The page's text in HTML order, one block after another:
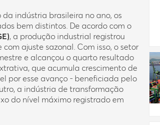
indústria brasileira no ano, os
bem distintos. De acordo com o
, a produção industrial registrou
ajuste sazonal. Com isso, o setor
e alcançou o quarto resultado
que acumula crescimento de
por esse avanço - beneficiada pelo
a indústria de transformação
do nível máximo registrado em